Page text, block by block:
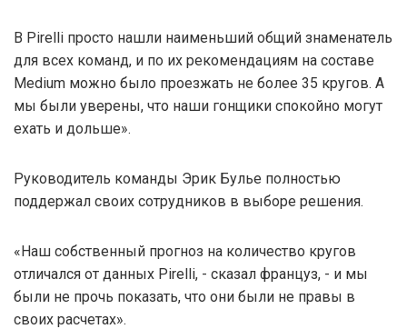
В Pirelli просто нашли наименьший общий знаменатель
для всех команд, и по их рекомендациям на составе
Medium можно было проезжать не более 35 кругов. А
мы были уверены, что наши гонщики спокойно могут
ехать и дольше».
Руководитель команды Эрик Булье полностью
поддержал своих сотрудников в выборе решения.
«Наш собственный прогноз на количество кругов
отличался от данных Pirelli, - сказал француз, - и мы
были не прочь показать, что они были не правы в
своих расчетах».